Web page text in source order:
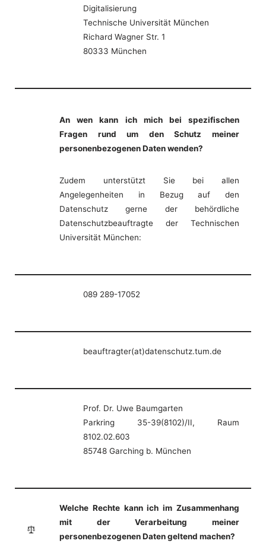
Digitalisierung
Technische Universität München
Richard Wagner Str. 1
80333 München
An wen kann ich mich bei spezifischen
Fragen rund um den Schutz meiner
personenbezogenen Daten wenden?
Zudem unterstützt Sie bei allen
Angelegenheiten in Bezug auf den
Datenschutz gerne der behördliche
Datenschutzbeauftragte der Technischen
Universität München:
089 289-17052
beauftragter(at)datenschutz.tum.de
Prof. Dr. Uwe Baumgarten
Parkring 35-39(8102)/II, Raum
8102.02.603
85748 Garching b. München
Welche Rechte kann ich im Zusammenhang
mit der Verarbeitung meiner
personenbezogenen Daten geltend machen?